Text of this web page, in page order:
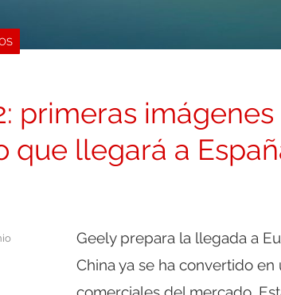
primeras
que llegará a
Geely prepara la llegada a
China ya se ha convertido
comerciales del mercado.